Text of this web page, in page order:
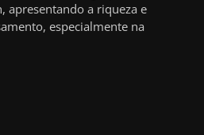
apresentando a riqueza e
especialmente na